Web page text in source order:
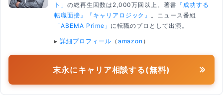
ト」 の総再生回数は2,000万回以上。著書 『成功する
転職面接』
『キャリアロジック』
。ニュース番組
「ABEMA Prime」 に転職のプロとして出演。
▸ 詳細プロフィール （ amazon ）
末永にキャリア相談する(無料)